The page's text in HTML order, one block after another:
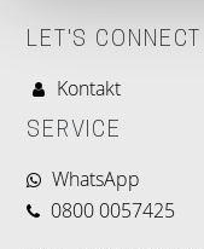
LET'S CONNECT
Kontakt
SERVICE
WhatsApp
0800 0057425